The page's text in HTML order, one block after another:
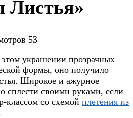
Листья»
53
украшении прозрачных
формы, оно получило
Широкое и ажурное
сплести своими руками, если
классом со схемой плетения из